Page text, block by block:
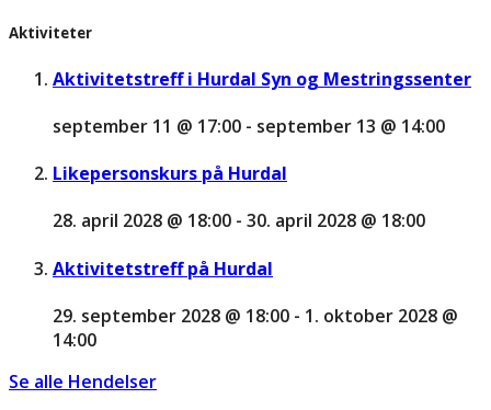
Aktiviteter
Aktivitetstreff i Hurdal Syn og Mestringssenter
september 11 @ 17:00 - september 13 @ 14:00
Likepersonskurs på Hurdal
28. april 2028 @ 18:00 - 30. april 2028 @ 18:00
Aktivitetstreff på Hurdal
29. september 2028 @ 18:00 - 1. oktober 2028 @
14:00
Se alle Hendelser